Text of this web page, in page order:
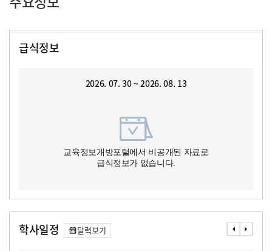
급식정보
2026. 07. 30 ~ 2026. 08. 13
교육정보개방포털에서 비공개된 자료로
급식정보가 없습니다.
학사일정 달력보기